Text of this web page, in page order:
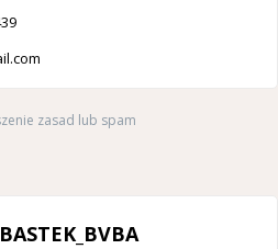
zasad lub spam